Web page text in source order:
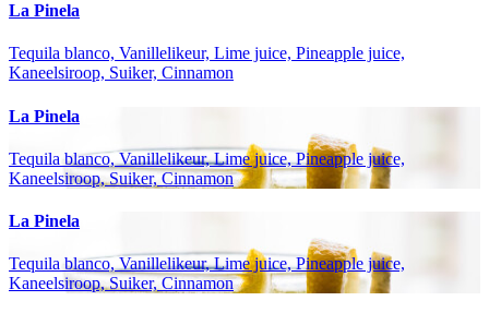
La Pinela
Tequila blanco, Vanillelikeur, Lime juice, Pineapple juice,
Kaneelsiroop, Suiker, Cinnamon
La Pinela
Tequila blanco, Vanillelikeur, Lime juice, Pineapple juice,
Kaneelsiroop, Suiker, Cinnamon
La Pinela
Tequila blanco, Vanillelikeur, Lime juice, Pineapple juice,
Kaneelsiroop, Suiker, Cinnamon